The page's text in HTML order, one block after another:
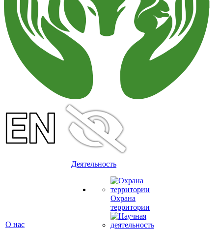
О нас
Деятельность
Охрана
территории